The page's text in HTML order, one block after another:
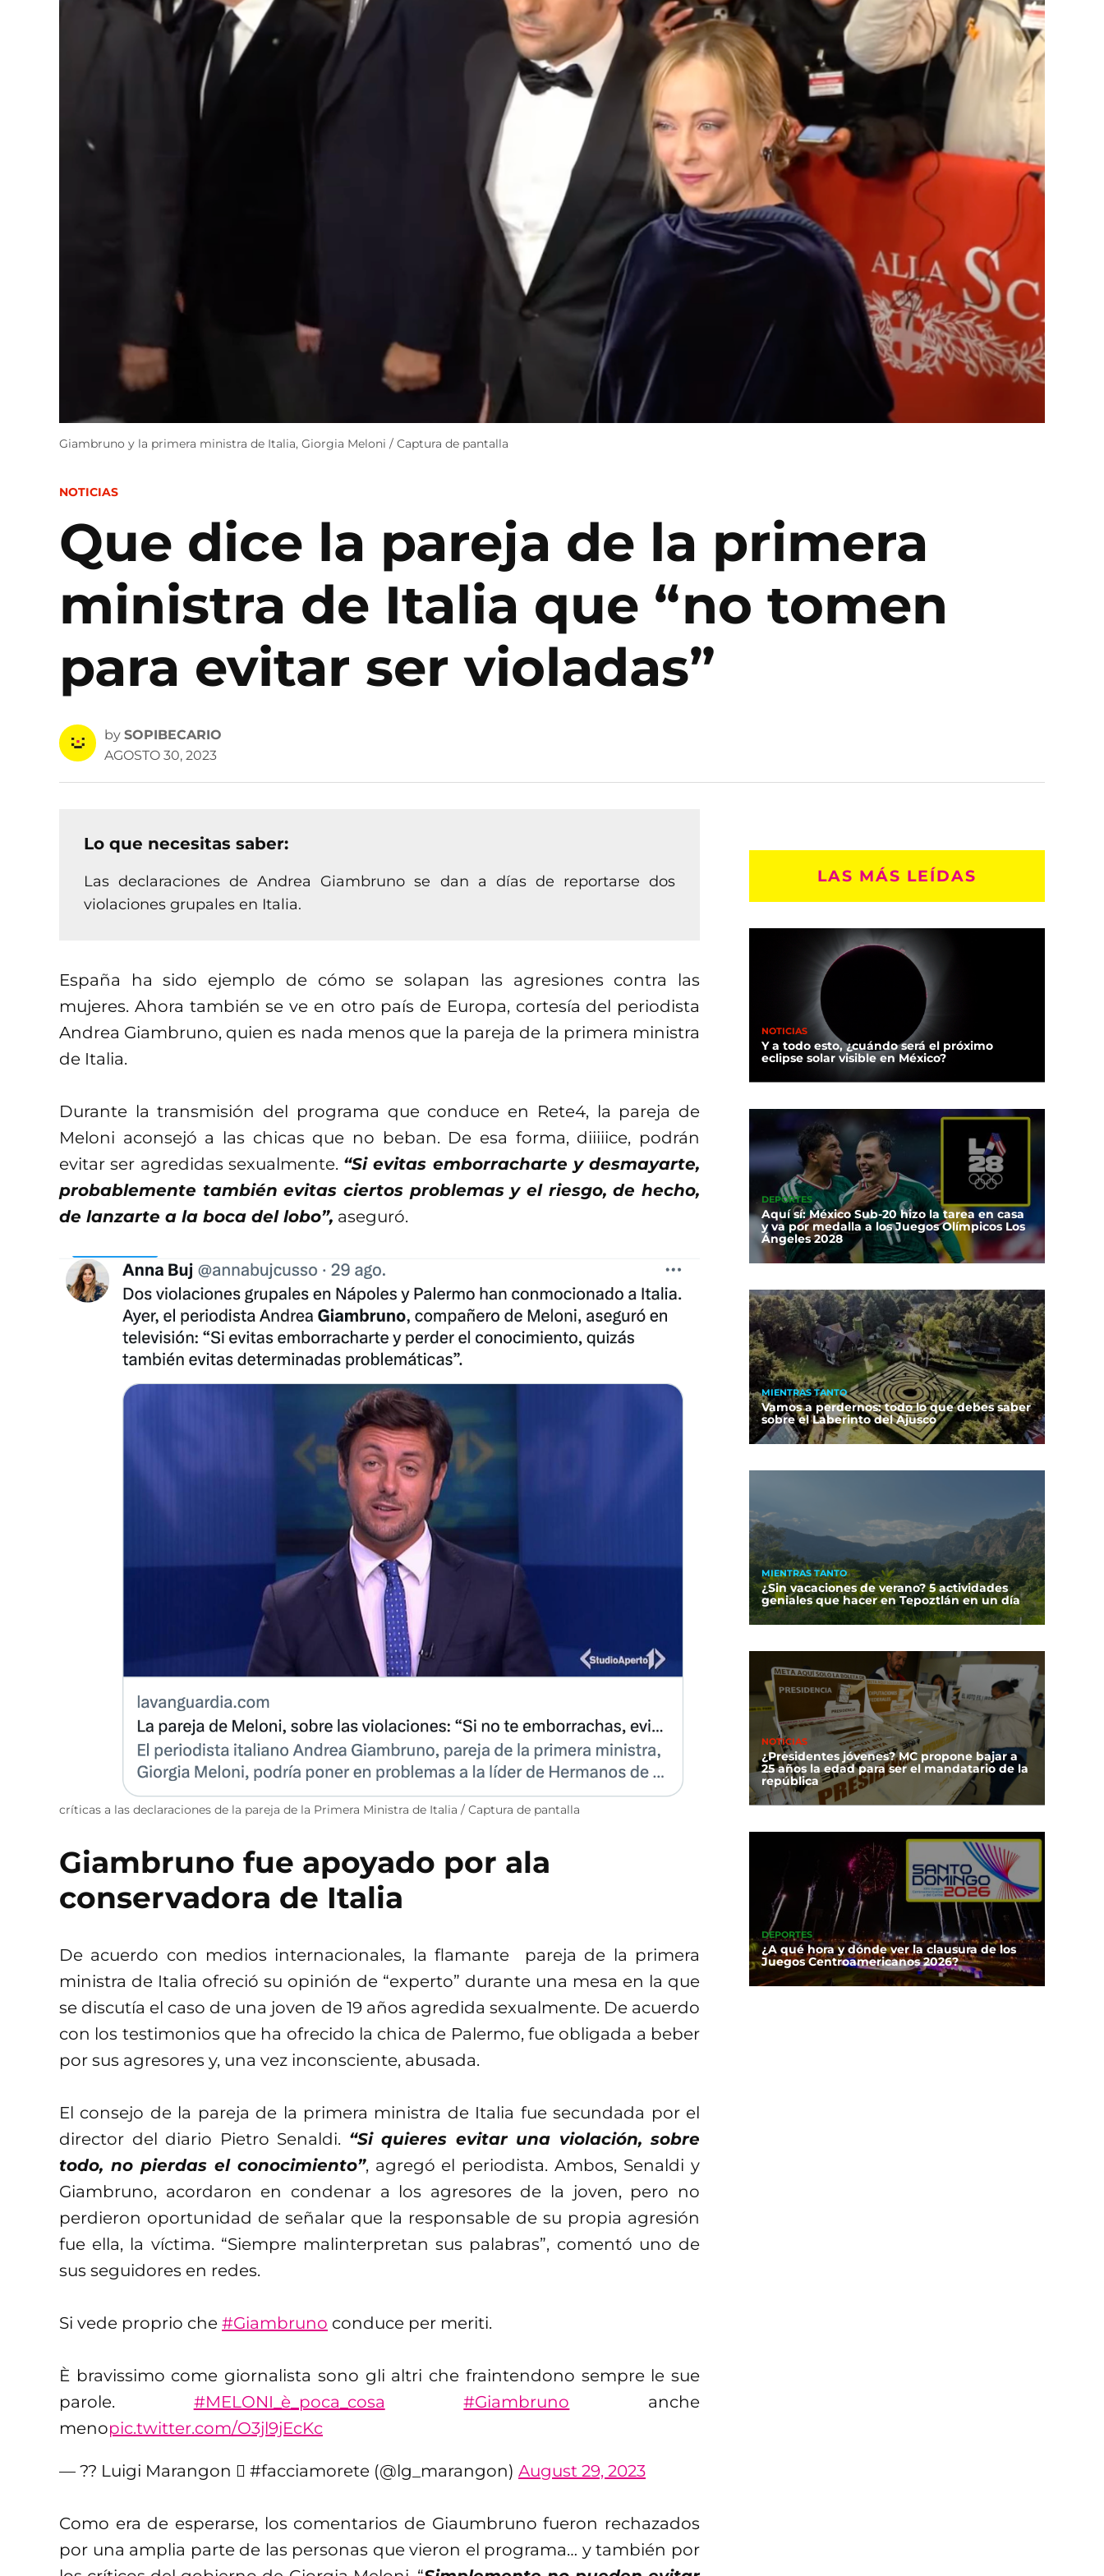
Giambruno y la primera ministra de Italia, Giorgia Meloni / Captura de pantalla
POSTED
NOTICIAS
Que dice la pareja de la primera
ministra de Italia que “no tomen
para evitar ser violadas”
by SOPIBECARIO
AGOSTO 30, 2023
Lo que necesitas saber:
Las declaraciones de Andrea Giambruno se dan a días de reportarse dos
violaciones grupales en Italia.
España ha sido ejemplo de cómo se solapan las agresiones contra las
mujeres. Ahora también se ve en otro país de Europa, cortesía del periodista
Andrea Giambruno, quien es nada menos que la pareja de la primera ministra
de Italia.
Durante la transmisión del programa que conduce en Rete4, la pareja de
Meloni aconsejó a las chicas que no beban. De esa forma, diiiiice, podrán
evitar ser agredidas sexualmente. “Si evitas emborracharte y desmayarte,
probablemente también evitas ciertos problemas y el riesgo, de hecho,
de lanzarte a la boca del lobo”, aseguró.
críticas a las declaraciones de la pareja de la Primera Ministra de Italia / Captura de pantalla
Giambruno fue apoyado por ala
conservadora de Italia
De acuerdo con medios internacionales, la flamante pareja de la primera
ministra de Italia ofreció su opinión de “experto” durante una mesa en la que
se discutía el caso de una joven de 19 años agredida sexualmente. De acuerdo
con los testimonios que ha ofrecido la chica de Palermo, fue obligada a beber
por sus agresores y, una vez inconsciente, abusada.
El consejo de la pareja de la primera ministra de Italia fue secundada por el
director del diario Pietro Senaldi. “Si quieres evitar una violación, sobre
todo, no pierdas el conocimiento”, agregó el periodista. Ambos, Senaldi y
Giambruno, acordaron en condenar a los agresores de la joven, pero no
perdieron oportunidad de señalar que la responsable de su propia agresión
fue ella, la víctima. “Siempre malinterpretan sus palabras”, comentó uno de
sus seguidores en redes.
Si vede proprio che #Giambruno conduce per meriti.
È bravissimo come giornalista sono gli altri che fraintendono sempre le sue
parole. #MELONI_è_poca_cosa #Giambruno anche
menopic.twitter.com/O3jl9jEcKc
— ?? Luigi Marangon  #facciamorete (@lg_marangon) August 29, 2023
Como era de esperarse, los comentarios de Giaumbruno fueron rechazados
por una amplia parte de las personas que vieron el programa… y también por
LAS MÁS LEÍDAS
NOTICIAS
Y a todo esto, ¿cuándo será el próximo
eclipse solar visible en México?
DEPORTES
Aquí sí: México Sub-20 hizo la tarea en casa
y va por medalla a los Juegos Olímpicos Los
Ángeles 2028
MIENTRAS TANTO
Vamos a perdernos: todo lo que debes saber
sobre el Laberinto del Ajusco
MIENTRAS TANTO
¿Sin vacaciones de verano? 5 actividades
geniales que hacer en Tepoztlán en un día
NOTICIAS
¿Presidentes jóvenes? MC propone bajar a
25 años la edad para ser el mandatario de la
república
DEPORTES
¿A qué hora y dónde ver la clausura de los
Juegos Centroamericanos 2026?